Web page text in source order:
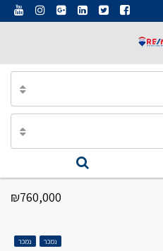
₪760,000
נמכר נמכר